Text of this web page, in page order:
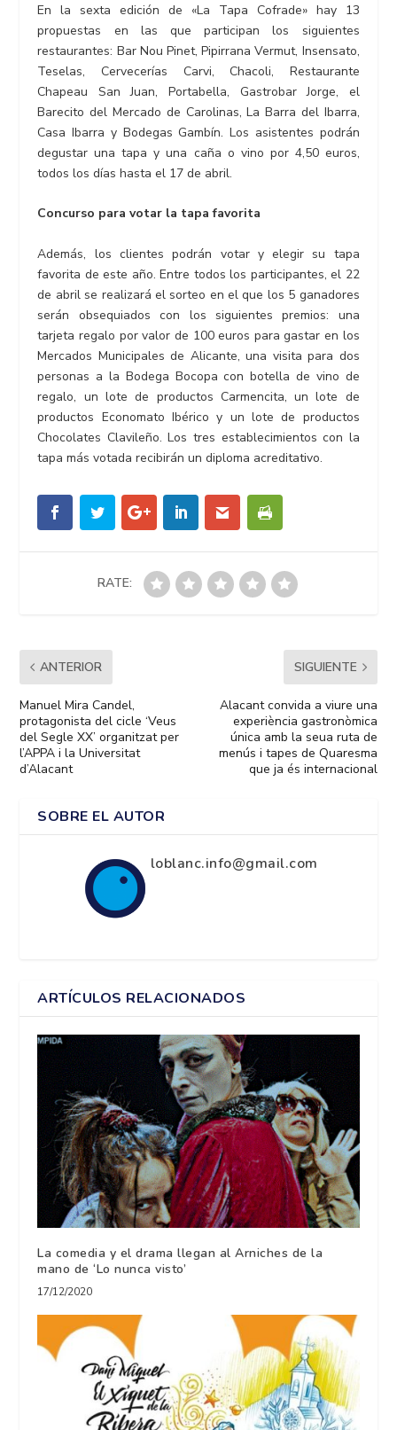
En la sexta edición de «La Tapa Cofrade» hay 13
propuestas en las que participan los siguientes
restaurantes: Bar Nou Pinet, Pipirrana Vermut, Insensato,
Teselas, Cervecerías Carvi, Chacoli, Restaurante
Chapeau San Juan, Portabella, Gastrobar Jorge, el
Barecito del Mercado de Carolinas, La Barra del Ibarra,
Casa Ibarra y Bodegas Gambín. Los asistentes podrán
degustar una tapa y una caña o vino por 4,50 euros,
todos los días hasta el 17 de abril.
Concurso para votar la tapa favorita
Además, los clientes podrán votar y elegir su tapa
favorita de este año. Entre todos los participantes, el 22
de abril se realizará el sorteo en el que los 5 ganadores
serán obsequiados con los siguientes premios: una
tarjeta regalo por valor de 100 euros para gastar en los
Mercados Municipales de Alicante, una visita para dos
personas a la Bodega Bocopa con botella de vino de
regalo, un lote de productos Carmencita, un lote de
productos Economato Ibérico y un lote de productos
Chocolates Clavileño. Los tres establecimientos con la
tapa más votada recibirán un diploma acreditativo.
RATE:
ANTERIOR
Manuel Mira Candel,
protagonista del cicle ‘Veus
del Segle XX’ organitzat per
l’APPA i la Universitat
d’Alacant
SIGUIENTE
Alacant convida a viure una
experiència gastronòmica
única amb la seua ruta de
menús i tapes de Quaresma
que ja és internacional
SOBRE EL AUTOR
loblanc.info@gmail.com
ARTÍCULOS RELACIONADOS
La comedia y el drama llegan al Arniches de la
mano de ‘Lo nunca visto’
17/12/2020